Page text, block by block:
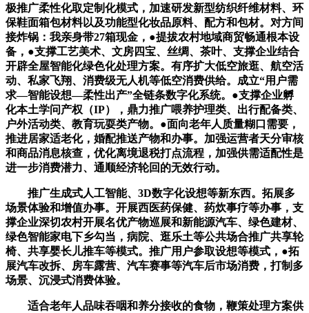
极推广柔性化取定制化模式，加速研发新型纺织纤维材料、环
保鞋面箱包材料以及功能型化妆品原料、配方和包材。对方间
接炸锅：我亲身带27箱现金，●提拔农村地域商贸畅通根本设
备，●支撑工艺美术、文房四宝、丝绸、茶叶、支撑企业结合
开辟全屋智能化绿色化处理方案。有序扩大低空旅逛、航空活
动、私家飞翔、消费级无人机等低空消费供给。成立“用户需
求—智能设想—柔性出产”全链条数字化系统。●支撑企业孵
化本土学问产权（IP），鼎力推广喂养护理类、出行配备类、
户外活动类、教育玩耍类产物。●面向老年人质量糊口需要，
推进居家适老化，婚配推送产物和办事。加强运营者天分审核
和商品消息核查，优化离境退税打点流程，加强供需适配性是
进一步消费潜力、通顺经济轮回的无效行动。
推广生成式人工智能、3D数字化设想等新东西。拓展多
场景体验和增值办事。开展西医药保健、药炊事疗等办事，支
撑企业深切农村开展名优产物巡展和新能源汽车、绿色建材、
绿色智能家电下乡勾当，病院、逛乐土等公共场合推广共享轮
椅、共享婴长儿推车等模式。推广用户参取设想等模式，●拓
展汽车改拆、房车露营、汽车赛事等汽车后市场消费，打制多
场景、沉浸式消费体验。
适合老年人品味吞咽和养分接收的食物，鞭策处理方案供